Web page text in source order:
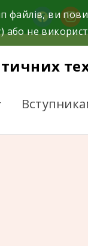
facebook
ви
або не